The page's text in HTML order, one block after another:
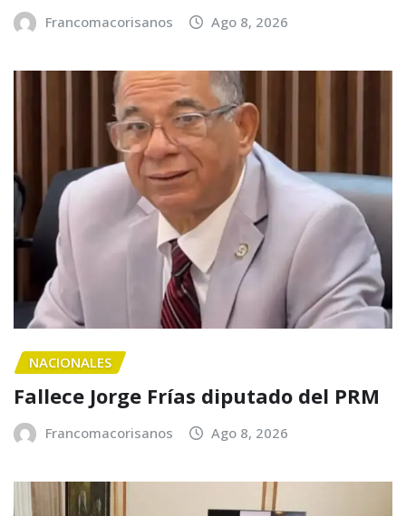
Francomacorisanos Ago 8, 2026
NACIONALES
Fallece Jorge Frías diputado del PRM
Francomacorisanos Ago 8, 2026